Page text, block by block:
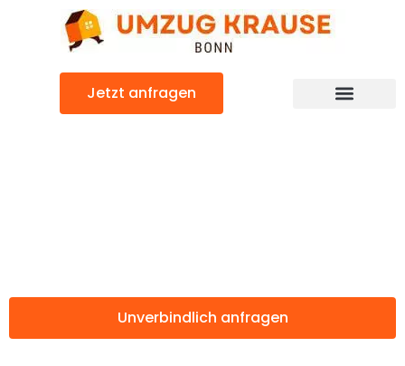
Jetzt anfragen
Unverbindlich anfragen